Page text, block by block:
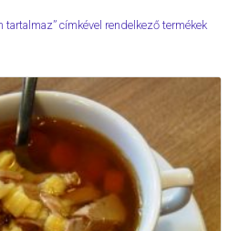
tartalmaz” címkével rendelkező termékek